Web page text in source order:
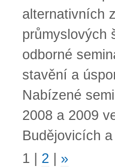
alternativních
průmyslových
odborné
stavění a
Nabízené
2008 a 2009
Budějovicích
1
2 »